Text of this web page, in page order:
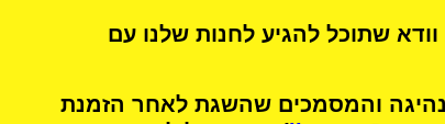
שתוכל להגיע לחנות שלנו עם
והמסמכים שהשגת לאחר הזמנת